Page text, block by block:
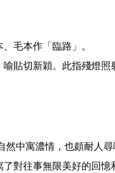
毛本作「臨路」。
貼切新穎。此指殘燈照
對往事無限美好的回